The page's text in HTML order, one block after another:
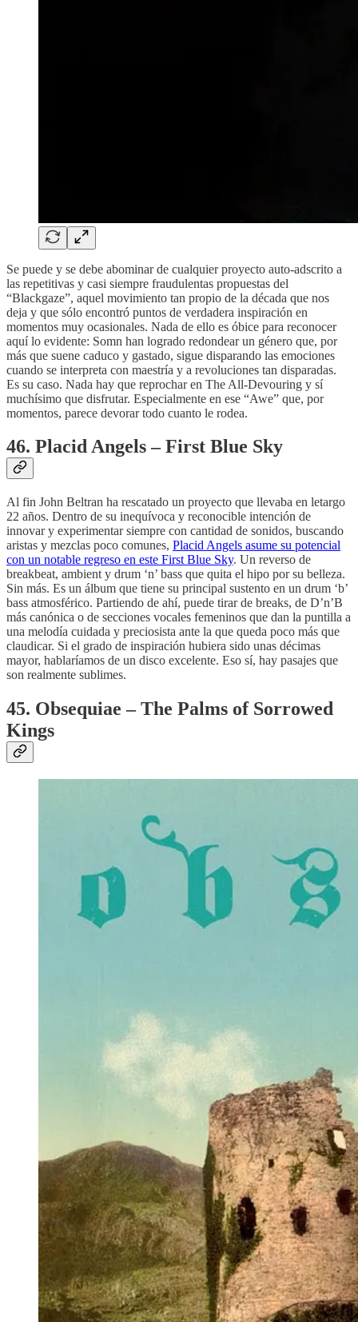
Se puede y se debe abominar de cualquier proyecto auto-adscrito a
las repetitivas y casi siempre fraudulentas propuestas del
“Blackgaze”, aquel movimiento tan propio de la década que nos
deja y que sólo encontró puntos de verdadera inspiración en
momentos muy ocasionales. Nada de ello es óbice para reconocer
aquí lo evidente: Somn han logrado redondear un género que, por
más que suene caduco y gastado, sigue disparando las emociones
cuando se interpreta con maestría y a revoluciones tan disparadas.
Es su caso. Nada hay que reprochar en The All-Devouring y sí
muchísimo que disfrutar. Especialmente en ese “Awe” que, por
momentos, parece devorar todo cuanto le rodea.
46. Placid Angels – First Blue Sky
Al fin John Beltran ha rescatado un proyecto que llevaba en letargo
22 años. Dentro de su inequívoca y reconocible intención de
innovar y experimentar siempre con cantidad de sonidos, buscando
aristas y mezclas poco comunes, Placid Angels asume su potencial
con un notable regreso en este First Blue Sky. Un reverso de
breakbeat, ambient y drum ‘n’ bass que quita el hipo por su belleza.
Sin más. Es un álbum que tiene su principal sustento en un drum ‘b’
bass atmosférico. Partiendo de ahí, puede tirar de breaks, de D’n’B
más canónica o de secciones vocales femeninos que dan la puntilla a
una melodía cuidada y preciosista ante la que queda poco más que
claudicar. Si el grado de inspiración hubiera sido unas décimas
mayor, hablaríamos de un disco excelente. Eso sí, hay pasajes que
son realmente sublimes.
45. Obsequiae – The Palms of Sorrowed
Kings